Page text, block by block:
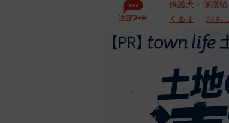
保護犬・保護猫
くるま
おも